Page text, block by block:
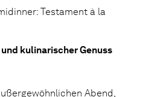
Testament à la
kulinarischer Genuss
Abend,